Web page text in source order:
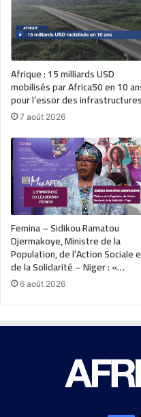
Afrique : 15 milliards USD
mobilisés par Africa50 en 10
pour l’essor des infrastructures
7 août 2026
Femina – Sidikou Ramatou
Djermakoye, Ministre de la
Population, de l’Action Sociale
de la Solidarité – Niger : «…
6 août 2026